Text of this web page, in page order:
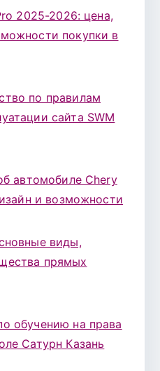
2025-2026: цена,
покупки в
по правилам
сайта SWM
автомобиле Chery
и возможности
виды,
прямых
обучению на права
Сатурн Казань